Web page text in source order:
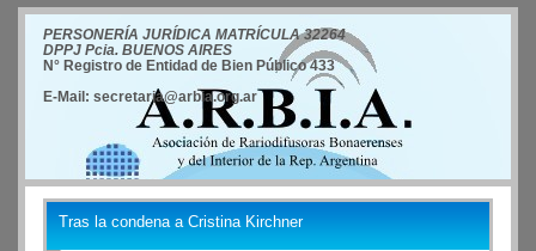
PERSONERÍA JURÍDICA MATRÍCULA 32264
DPPJ Pcia. BUENOS AIRES
N° Registro de Entidad de Bien Público 433
E-Mail: secretaria@arbia.org.ar
Tras la condena a Cristina Kirchner